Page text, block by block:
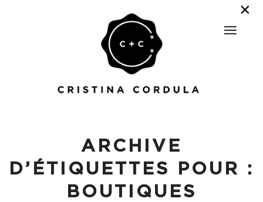
ARCHIVE
D’ÉTIQUETTES POUR :
BOUTIQUES